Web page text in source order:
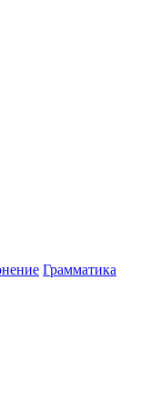
Грамматика